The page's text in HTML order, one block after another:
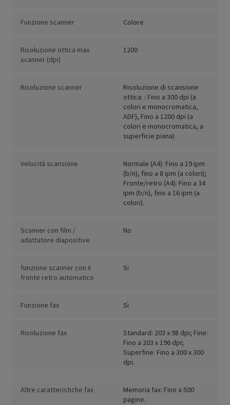
Funzione scanner Colore
Risoluzione ottica max
scanner (dpi)
1200
Risoluzione scanner
Risoluzione di scansione
ottica: : Fino a 300 dpi (a
colori e monocromatica,
ADF), Fino a 1200 dpi (a
colori e monocromatica, a
superficie piana)
Velocità scansione
Normale (A4): Fino a 19 ipm
(b/n), fino a 8 ipm (a colori);
Fronte/retro (A4): Fino a 34
ipm (b/n), fino a 16 ipm (a
colori).
Scanner con film /
adattatore diapositive
No
funzione scanner con il
fronte retro automatico
Si
Funzione fax Sì
Risoluzione fax
Standard: 203 x 98 dpi; Fine:
Fino a 203 x 196 dpi;
Superfine: Fino a 300 x 300
dpi.
Altre caratteristiche fax
Memoria fax: Fino a 500
pagine.